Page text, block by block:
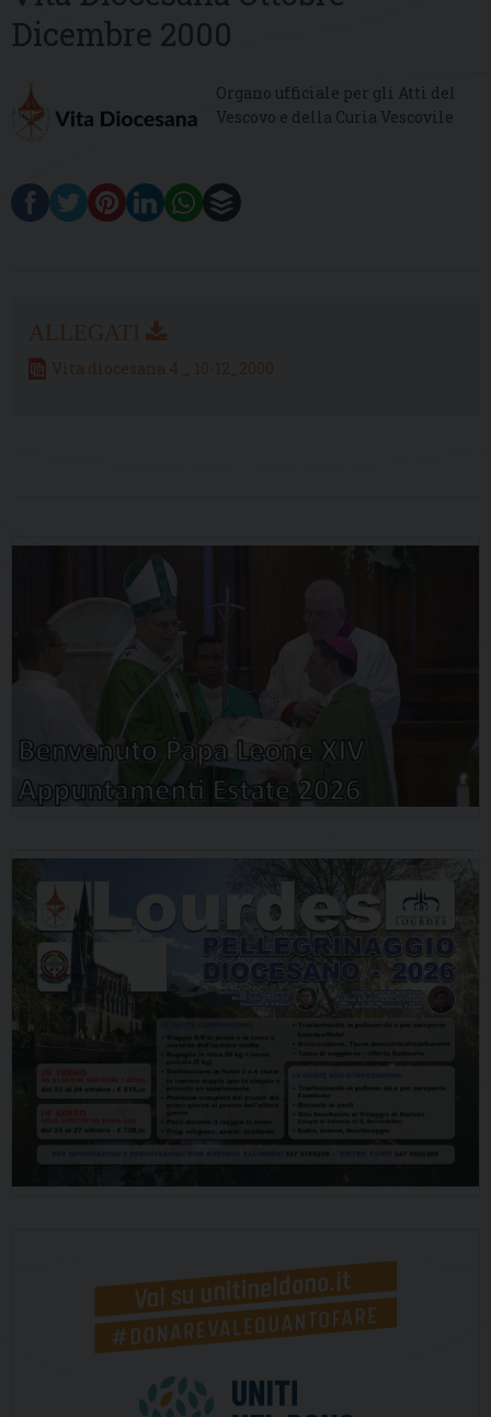
Dicembre 2000
Organo ufficiale per gli Atti del
Vescovo e della Curia Vescovile
Vita diocesana 4 _ 10-12_2000